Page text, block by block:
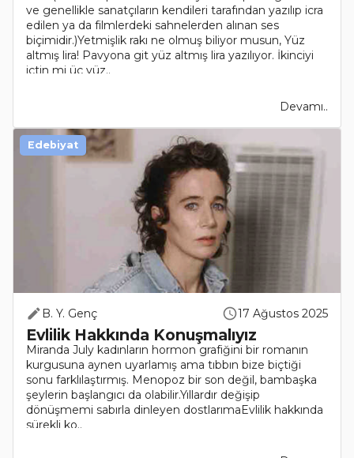
ve genellikle sanatçıların kendileri tarafından yazılıp icra
edilen ya da filmlerdeki sahnelerden alınan ses
biçimidir.)Yetmişlik rakı ne olmuş biliyor musun, Yüz
altmış lira! Pavyona git yüz altmış lira yazılıyor. İkinciyi
içtin mi üç yüz..
Devamı..
B. Y. Genç 17 Ağustos 2025
Evlilik Hakkında Konuşmalıyız
Miranda July kadınların hormon grafiğini bir romanın
kurgusuna aynen uyarlamış ama tıbbın bize biçtiği
sonu farklılaştırmış. Menopoz bir son değil, bambaşka
şeylerin başlangıcı da olabilir.Yıllardır değişip
dönüşmemi sabırla dinleyen dostlarımaEvlilik hakkında
sürekli ko..
Edebiyat